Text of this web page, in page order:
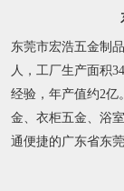
东莞市宏浩五金制
人，工厂生产面积
经验，年产值约2亿
金、衣柜五金、浴
通便捷的广东省东